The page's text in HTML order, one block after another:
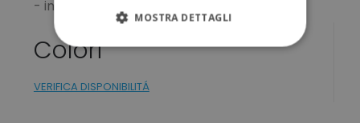
- incisione - uv
Colori
VERIFICA DISPONIBILITÁ
MOSTRA DETTAGLI
STRETTAMENTE NECESSARI
PERFORMANCE